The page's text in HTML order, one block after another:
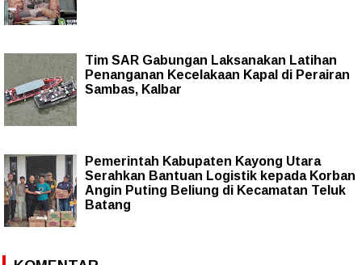
Tim SAR Gabungan Laksanakan Latihan
Penanganan Kecelakaan Kapal di Perairan
Sambas, Kalbar
Pemerintah Kabupaten Kayong Utara
Serahkan Bantuan Logistik kepada Korban
Angin Puting Beliung di Kecamatan Teluk
Batang